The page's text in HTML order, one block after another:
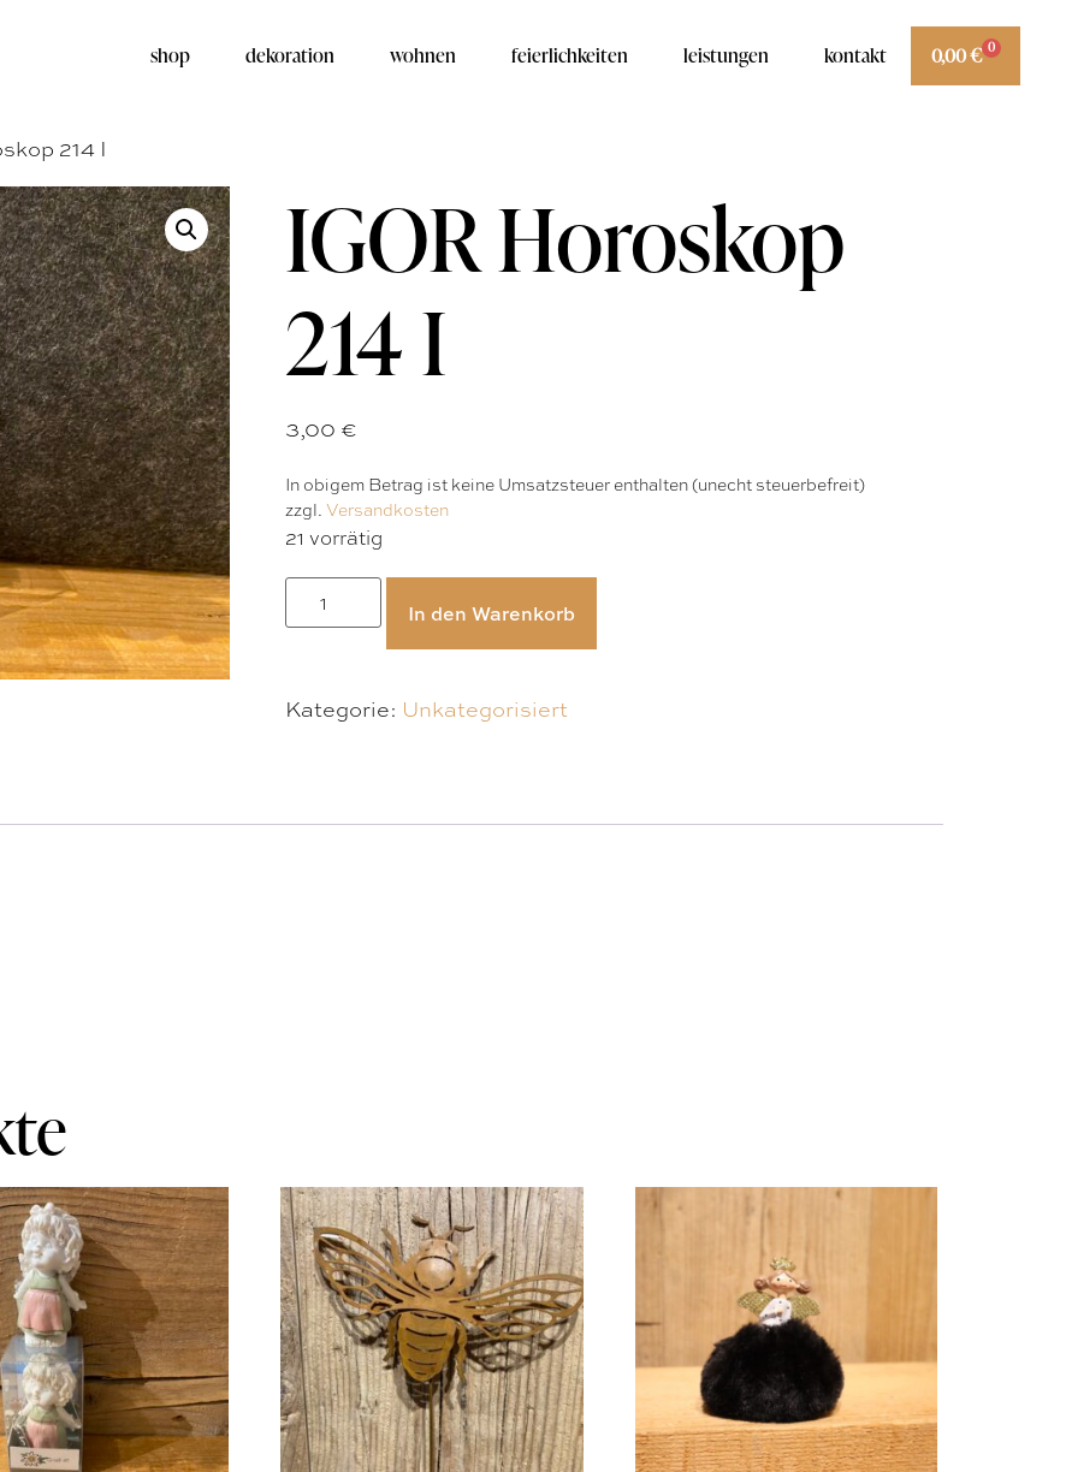
shop dekoration wohnen feierlichkeiten leistungen kontakt 0,00€ 0
214 I
IGOR Horoskop
214 I
3,00 €
In obigem Betrag ist keine Umsatzsteuer enthalten (unecht steuerbefreit)
zzgl. Versandkosten
21 vorrätig
In den Warenkorb
Kategorie: Unkategorisiert